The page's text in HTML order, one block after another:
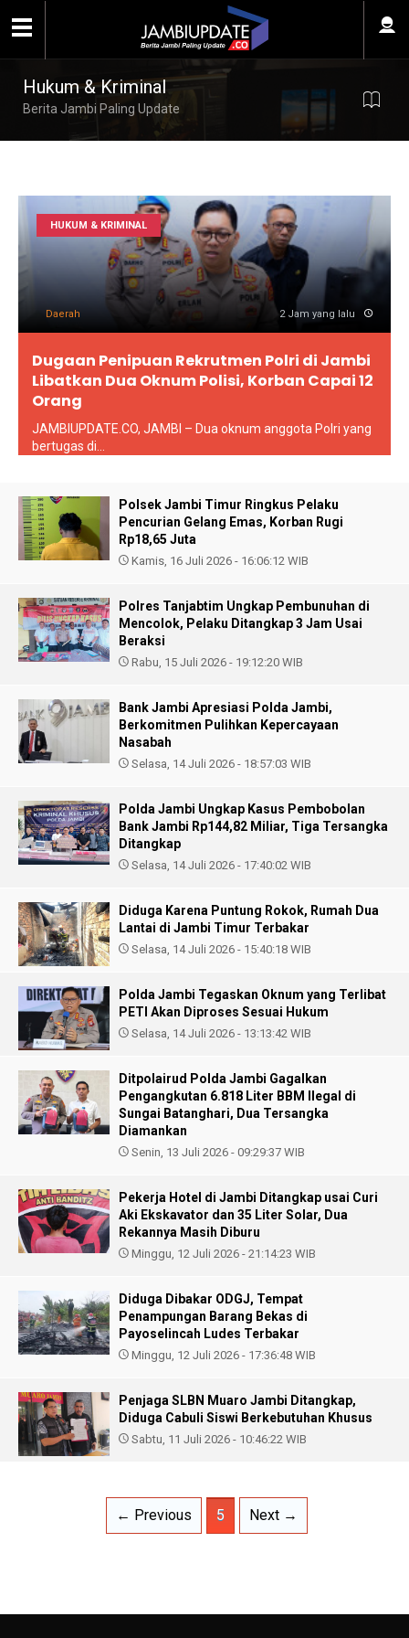
Hukum & Kriminal
Berita Jambi Paling Update
HUKUM & KRIMINAL
Daerah 2 Jam yang lalu
Dugaan Penipuan Rekrutmen Polri di Jambi
Libatkan Dua Oknum Polisi, Korban Capai 12
Orang
JAMBIUPDATE.CO, JAMBI – Dua oknum anggota Polri yang
bertugas di...
Polsek Jambi Timur Ringkus Pelaku
Pencurian Gelang Emas, Korban Rugi
Rp18,65 Juta
Kamis, 16 Juli 2026 - 16:06:12 WIB
Polres Tanjabtim Ungkap Pembunuhan di
Mencolok, Pelaku Ditangkap 3 Jam Usai
Beraksi
Rabu, 15 Juli 2026 - 19:12:20 WIB
Bank Jambi Apresiasi Polda Jambi,
Berkomitmen Pulihkan Kepercayaan
Nasabah
Selasa, 14 Juli 2026 - 18:57:03 WIB
Polda Jambi Ungkap Kasus Pembobolan
Bank Jambi Rp144,82 Miliar, Tiga Tersangka
Ditangkap
Selasa, 14 Juli 2026 - 17:40:02 WIB
Diduga Karena Puntung Rokok, Rumah Dua
Lantai di Jambi Timur Terbakar
Selasa, 14 Juli 2026 - 15:40:18 WIB
Polda Jambi Tegaskan Oknum yang Terlibat
PETI Akan Diproses Sesuai Hukum
Selasa, 14 Juli 2026 - 13:13:42 WIB
Ditpolairud Polda Jambi Gagalkan
Pengangkutan 6.818 Liter BBM Ilegal di
Sungai Batanghari, Dua Tersangka
Diamankan
Senin, 13 Juli 2026 - 09:29:37 WIB
Pekerja Hotel di Jambi Ditangkap usai Curi
Aki Ekskavator dan 35 Liter Solar, Dua
Rekannya Masih Diburu
Minggu, 12 Juli 2026 - 21:14:23 WIB
Diduga Dibakar ODGJ, Tempat
Penampungan Barang Bekas di
Payoselincah Ludes Terbakar
Minggu, 12 Juli 2026 - 17:36:48 WIB
Penjaga SLBN Muaro Jambi Ditangkap,
Diduga Cabuli Siswi Berkebutuhan Khusus
Sabtu, 11 Juli 2026 - 10:46:22 WIB
← Previous 5 Next →